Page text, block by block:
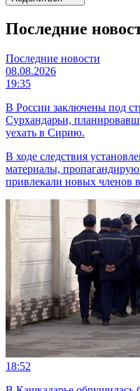
Последние
Последние новости
08.08.2026
19:35
В России заключены под
Сурхандарьи,
уехать в Сирию.
В ходе следствия
материалы,
привлекали новых членов
18:52